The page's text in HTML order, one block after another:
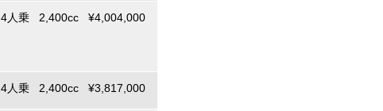
4人乗 2,400cc ¥4,004,000
4人乗 2,400cc ¥3,817,000